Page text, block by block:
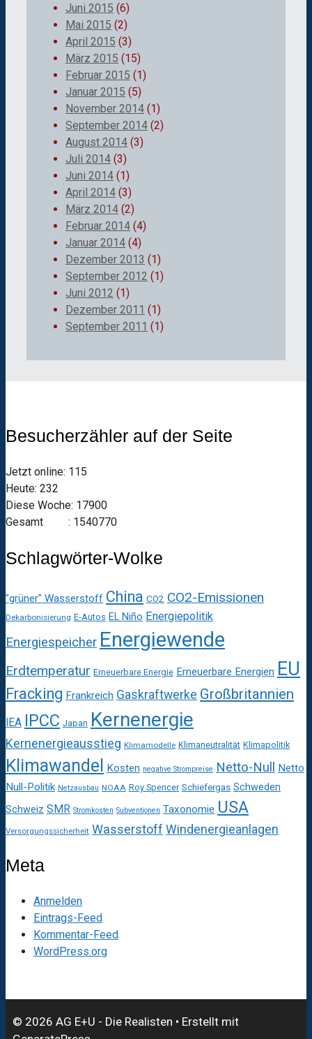
Juni 2015 (6)
Mai 2015 (2)
April 2015 (3)
März 2015 (15)
Februar 2015 (1)
Januar 2015 (5)
November 2014 (1)
September 2014 (2)
August 2014 (3)
Juli 2014 (3)
Juni 2014 (1)
April 2014 (3)
März 2014 (2)
Februar 2014 (4)
Januar 2014 (4)
Dezember 2013 (1)
September 2012 (1)
Juni 2012 (1)
Dezember 2011 (1)
September 2011 (1)
Besucherzähler auf der Seite
Jetzt online: 115
Heute: 232
Diese Woche: 17900
Gesamt : 1540770
Schlagwörter-Wolke
"grüner" Wasserstoff China CO2 CO2-Emissionen
Dekarbonisierung E-Autos EL Niño Energiepolitik
Energiespeicher Energiewende
Erdtemperatur Erneuerbare Energie Erneuerbare Energien EU
Fracking Frankreich Gaskraftwerke Großbritannien
IEA IPCC Japan Kernenergie
Kernenergieausstieg Klimamodelle Klimaneutralität Klimapolitik
Klimawandel Kosten negative Strompreise Netto-Null Netto
Null-Politik Netzausbau NOAA Roy Spencer Schiefergas Schweden
Schweiz SMR Stromkosten Subventionen Taxonomie USA
Versorgungssicherheit Wasserstoff Windenergieanlagen
Meta
Anmelden
Eintrags-Feed
Kommentar-Feed
WordPress.org
© 2026 AG E+U - Die Realisten • Erstellt mit